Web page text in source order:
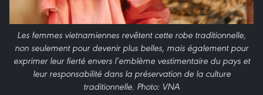
Les femmes vietnamiennes revêtent cette robe traditionnelle,
non seulement pour devenir plus belles, mais également pour
exprimer leur fierté envers l’emblème vestimentaire du pays et
leur responsabilité dans la préservation de la culture
traditionnelle. Photo: VNA